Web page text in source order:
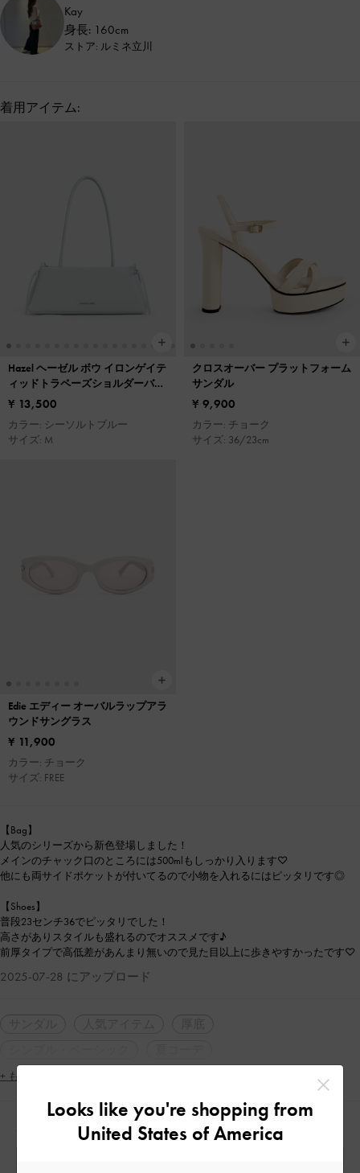
Kay
身長: 160cm
ストア: ルミネ立川
着用アイテム:
Hazel ヘーゼル ボウ イロンゲイテ
ィッドトラペーズショルダーバッ
グ
¥ 13,500
カラー: シーソルトブルー
サイズ: M
クロスオーバー プラットフォーム
サンダル
¥ 9,900
カラー: チョーク
サイズ: 36/23cm
Edie エディー オーバルラップアラ
ウンドサングラス
¥ 11,900
カラー: チョーク
サイズ: FREE
【Bag】
人気のシリーズから新色登場しました！
メインのチャック口のところには500mlもしっかり入ります♡
他にも両サイドポケットが付いてるので小物を入れるにはピッタリです◎
【Shoes】
普段23センチ36でピッタリでした！
高さがありスタイルも盛れるのでオススメです♪
前厚タイプで高低差があんまり無いので見た目以上に歩きやすかったです♡
2025-07-28 にアップロード
+ もっと見る
人気のコーディネート
Looks like you're shopping from
United States of America